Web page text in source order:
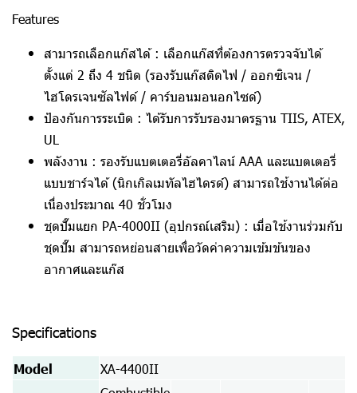
Features
สามารถเลือกแก๊สได้ : เลือกแก๊สที่ต้องการตรวจจับได้
ตั้งแต่ 2 ถึง 4 ชนิด (รองรับแก๊สติดไฟ / ออกซิเจน /
ไฮโดรเจนซัลไฟด์ / คาร์บอนมอนอกไซด์)
ป้องกันการระเบิด : ได้รับการรับรองมาตรฐาน TIIS, ATEX,
UL
พลังงาน : รองรับแบตเตอรี่อัลคาไลน์ AAA และแบตเตอรี่
แบบชาร์จได้ (นิกเกิลเมทัลไฮไดรด์) สามารถใช้งานได้ต่อ
เนื่องประมาณ 40 ชั่วโมง
ชุดปั๊มแยก PA-4000II (อุปกรณ์เสริม) : เมื่อใช้งานร่วมกับ
ชุดปั๊ม สามารถหย่อนสายเพื่อวัดค่าความเข้มข้นของ
อากาศและแก๊ส
Specifications
Model XA-4400II